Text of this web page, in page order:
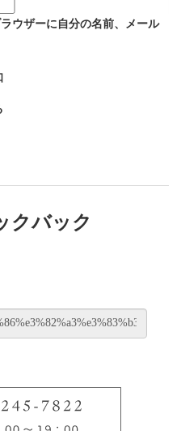
ウザーに自分の名前、メール
クバック